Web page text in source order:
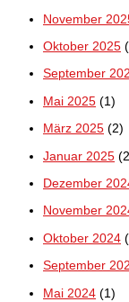
November
Oktober 2025
September
Mai 2025 (1)
März 2025 (2)
Januar 2025
Dezember
November
Oktober 2024
September
Mai 2024 (1)